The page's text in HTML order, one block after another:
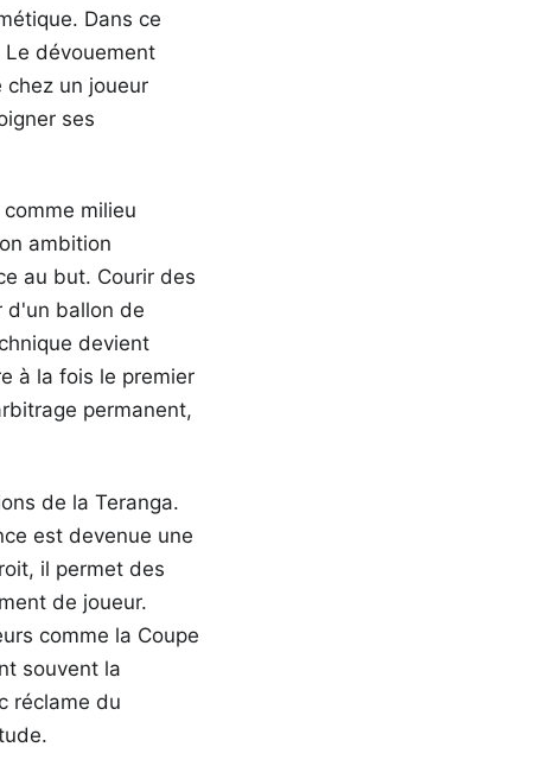
Dans ce
dévouement
un joueur
ses
milieu
ambition
au but. Courir des
d'un ballon de
devient
à la fois le premier
permanent,
de la Teranga.
est devenue une
il permet des
de joueur.
comme la Coupe
souvent la
réclame du